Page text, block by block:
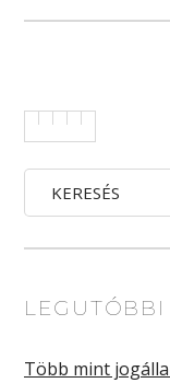
LEGUTÓBBI
Több mint